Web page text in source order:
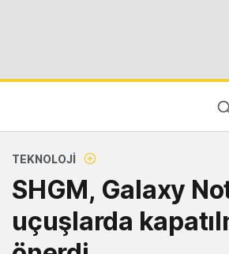
TEKNOLOJI
SHGM, Galaxy
uçuşlarda